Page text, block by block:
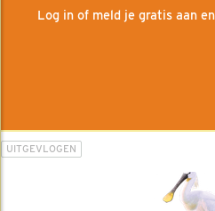
Log in of meld je gratis aan
UITGEVLOGEN